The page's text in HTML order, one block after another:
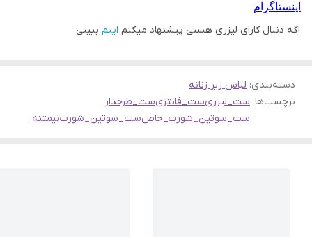
اینستاگرام
اگه دنبال کارای لیزری هستی پیشنهاد میکنم اینم ببینی
دسته‌بندی: لباس زیر زنانه
برچسب‌ها :ست_لیزریست_فانتزیست_طرحدار
ست_سوتین_شورت_خاصست_سوتین_شورتنیمتنه